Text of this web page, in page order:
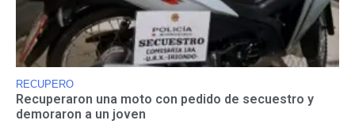
RECUPERO
Recuperaron una moto con pedido de secuestro y
demoraron a un joven